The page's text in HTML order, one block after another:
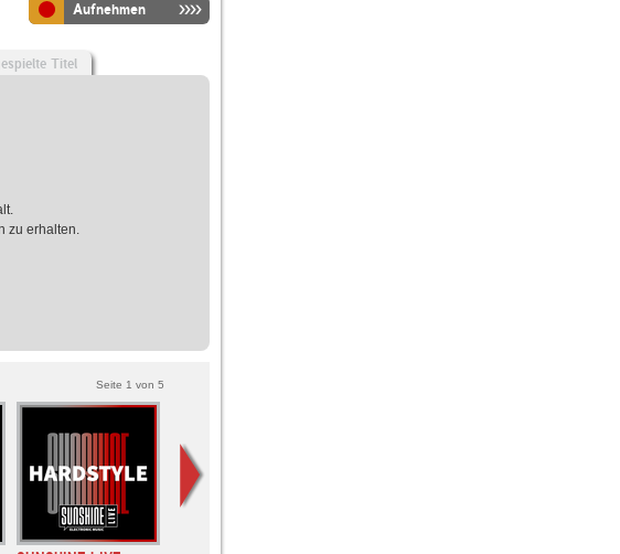
Aufnehmen
Titel
zu erhalten.
Seite 1 von 5